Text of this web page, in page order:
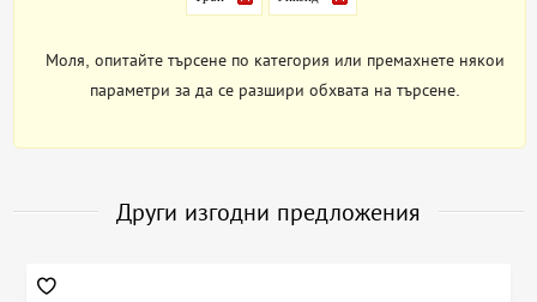
Моля, опитайте търсене по категория или премахнете някои
параметри за да се разшири обхвата на търсене.
Други изгодни предложения